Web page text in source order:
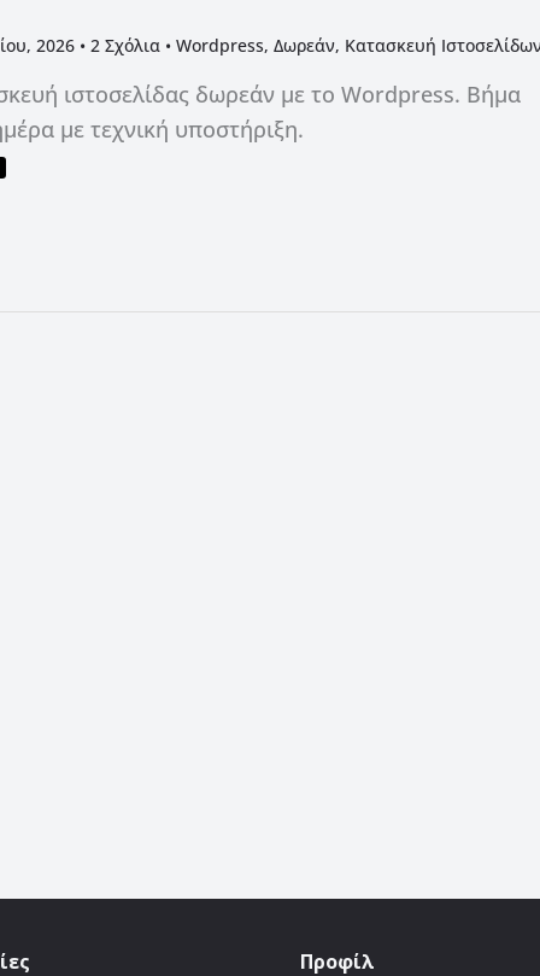
2026 • 2 Σχόλια • Wordpress, Δωρεάν, Κατασκευή
ιστοσελίδας δωρεάν με το Wordpress. Βήμα
με τεχνική υποστήριξη.
Προφίλ